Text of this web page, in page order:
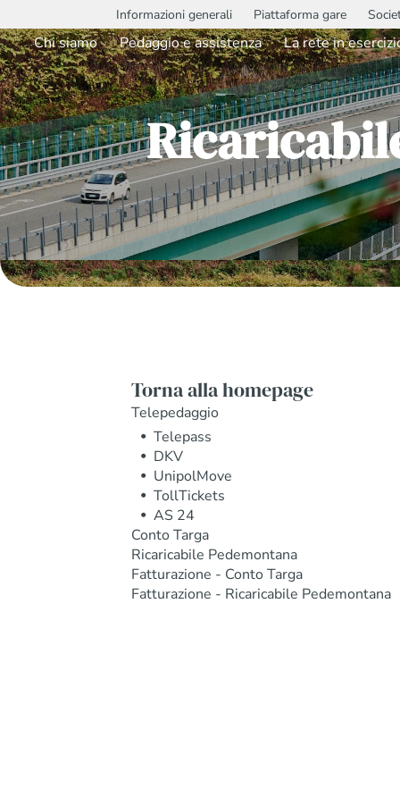
Informazioni generali Piattaforma gare
Chi siamo Pedaggio e assistenza La rete in
Torna alla homepage
Telepedaggio
Telepass
DKV
UnipolMove
TollTickets
AS 24
Conto Targa
Ricaricabile Pedemontana
Fatturazione - Conto Targa
Fatturazione - Ricaricabile Pedemontana